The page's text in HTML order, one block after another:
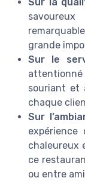
grande
Sur le
souriant et
chaque
Sur
chaleureux
ce
ou entre